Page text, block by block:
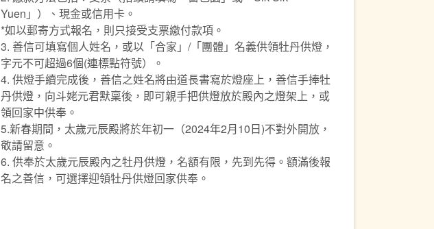
Yuen」）、現金或信用卡。
*如以郵寄方式報名，則只接受支票繳付款項。
3. 善信可填寫個人姓名，或以「合家」/「團體」名義供領牡丹供燈，
字元不可超過6個(連標點符號）。
4. 供燈手續完成後，善信之姓名將由道長書寫於燈座上，善信手捧牡
丹供燈，向斗姥元君默稟後，即可親手把供燈放於殿內之燈架上，或
領回家中供奉。
5.新春期間，太歲元辰殿將於年初一（2024年2月10日)不對外開放，
敬請留意。
6. 供奉於太歲元辰殿內之牡丹供燈，名額有限，先到先得。額滿後報
名之善信，可選擇迎領牡丹供燈回家供奉。